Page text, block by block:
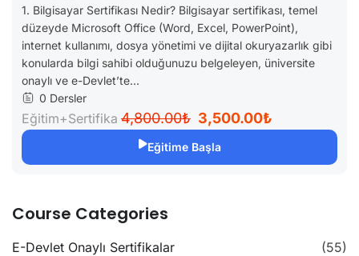
1. Bilgisayar Sertifikası Nedir? Bilgisayar sertifikası, temel
düzeyde Microsoft Office (Word, Excel, PowerPoint),
internet kullanımı, dosya yönetimi ve dijital okuryazarlık gibi
konularda bilgi sahibi olduğunuzu belgeleyen, üniversite
onaylı ve e-Devlet’te...
0 Dersler
Eğitim+Sertifika 4,800.00₺ 3,500.00₺
Eğitime Başla
Course Categories
E-Devlet Onaylı Sertifikalar
(55)